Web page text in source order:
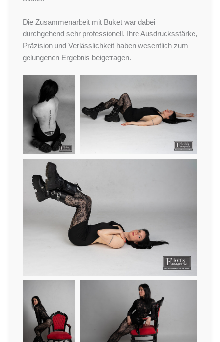
Die Zusammenarbeit mit Buket war dabei
durchgehend sehr professionell. Ihre Ausdrucksstärke,
Präzision und Verlässlichkeit haben wesentlich zum
gelungenen Ergebnis beigetragen.